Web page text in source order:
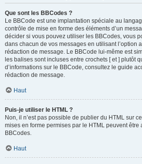
Que sont les BBCodes ?
Le BBCode est une implantation spéciale au
contrôle de mise en forme des éléments d’un
décider si vous pouvez utiliser les BBCodes, vous
dans chacun de vos messages en utilisant l’option
rédaction de message. Le BBCode lui-même est
les balises sont incluses entre crochets [ et ] plutôt
d’informations sur le BBCode, consultez le guide
rédaction de message.
Haut
Puis-je utiliser le HTML ?
Non, il n’est pas possible de publier du HTML sur
mises en forme permises par le HTML peuvent être
BBCodes.
Haut